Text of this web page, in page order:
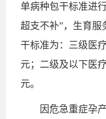
单病种包干标准进
超支不补”，生育
干标准为：三级医
元；二级及以下医
元。
因危急重症孕